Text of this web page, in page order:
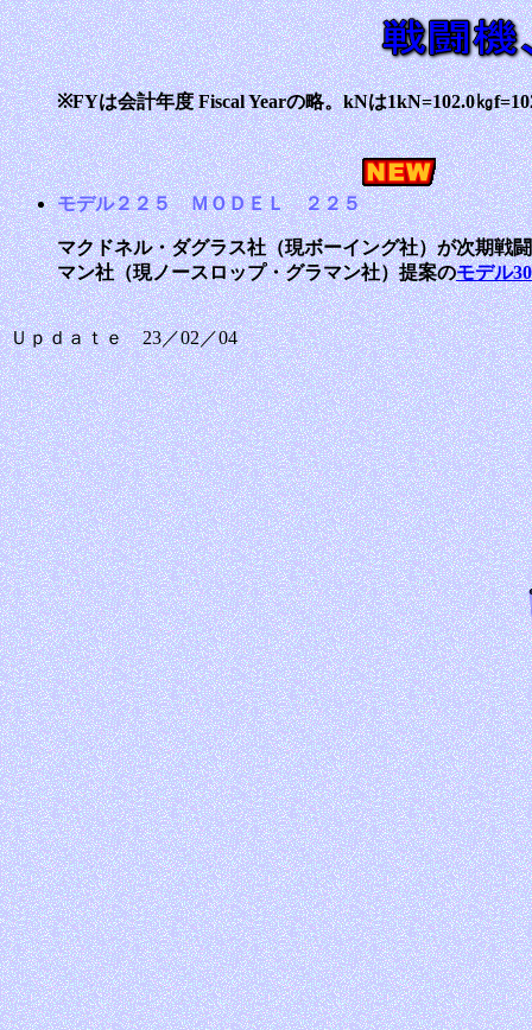
※FYは会計年度 Fiscal Yearの略。kNは1kN=102.0㎏
モデル２２５ ＭＯＤＥＬ ２２５
マクドネル・ダグラス社（現ボーイング社）が次期戦
マン社（現ノースロップ・グラマン社）提案のモデル
Ｕｐｄａｔｅ 23／02／04